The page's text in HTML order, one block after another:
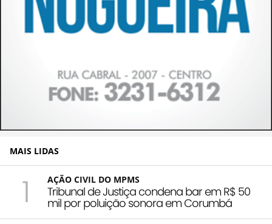
MAIS LIDAS
1 AÇÃO CIVIL DO MPMS
Tribunal de Justiça condena bar em R$ 50
mil por poluição sonora em Corumbá